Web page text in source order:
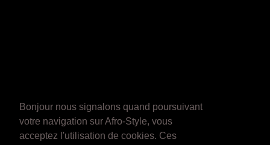
Bonjour nous signalons quand poursuivant
votre navigation sur Afro-Style, vous
acceptez l'utilisation de cookies. Ces